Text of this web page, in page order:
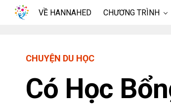
VỀ HANNAHED CHƯƠNG TRÌNH
CHUYỆN DU HỌC
Có Học